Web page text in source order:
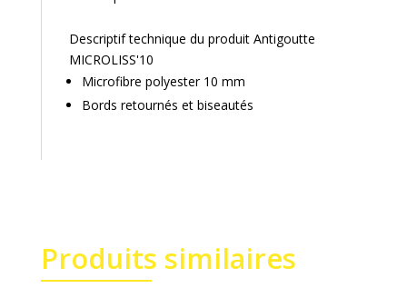
Descriptif technique du produit Antigoutte
MICROLISS'10
Microfibre polyester 10 mm
Bords retournés et biseautés
Produits similaires